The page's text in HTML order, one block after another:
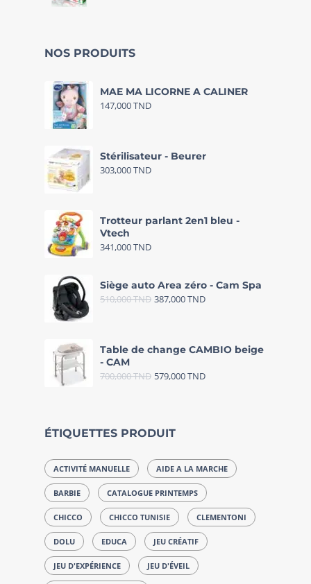
NOS PRODUITS
MAE MA LICORNE A CALINER
147,000TND
Stérilisateur - Beurer
303,000TND
Trotteur parlant 2en1 bleu -
Vtech
341,000TND
Siège auto Area zéro - Cam Spa
510,000TND 387,000TND
Table de change CAMBIO beige
- CAM
700,000TND 579,000TND
ÉTIQUETTES PRODUIT
ACTIVITÉ MANUELLE AIDE A LA MARCHE
BARBIE CATALOGUE PRINTEMPS
CHICCO CHICCO TUNISIE CLEMENTONI
DOLU EDUCA JEU CRÉATIF
JEU D'EXPÉRIENCE JEU D'ÉVEIL